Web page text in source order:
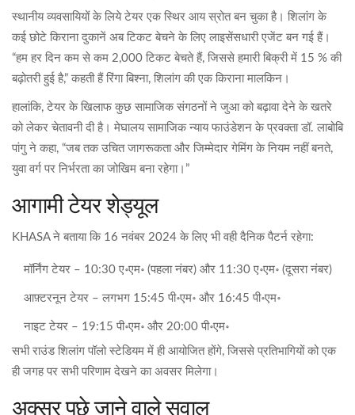
स्थानीय व्यवसायियों के लिये टेयर एक स्थिर आय स्रोत बन चुका है। शिलांग के
कई छोटे किराना दुकानें अब टिकट बेचने के लिए लाइसेंसधारी एजेंट बन गई हैं।
“हम हर दिन कम से कम 2,000 टिकट बेचते हैं, जिससे हमारी बिक्री में 15 % की
बढ़ोतरी हुई है,” कहती हैं रिंगा बिश्ना, शिलांग की एक किराना मालकिन।
हालांकि, टेयर के खिलाफ कुछ सामाजिक संगठनों ने जुआ को बढ़ावा देने के खतरे
को लेकर चेतावनी दी है। मेघालय सामाजिक न्याय फाउंडेशन के प्रवक्ता डॉ. लाबोबि
पांगु ने कहा, “जब तक उचित जागरूकता और जिम्मेदार गेमिंग के नियम नहीं बनते,
युवा वर्ग पर निर्भरता का जोखिम बना रहेगा।”
आगामी टेयर शेड्यूल
KHASA ने बताया कि 16 नवंबर 2024 के लिए भी वही दैनिक पैटर्न रहेगा:
मॉर्निंग टेयर – 10:30 ए॰एम॰ (पहला नंबर) और 11:30 ए॰एम॰ (दूसरा नंबर)
आफ़्टरनून टेयर – लगभग 15:45 पी॰एम॰ और 16:45 पी॰एम॰
नाइट टेयर – 19:15 पी॰एम॰ और 20:00 पी॰एम॰
सभी राउंड शिलांग पॉलो स्टेडियम में ही आयोजित होंगे, जिससे प्रतिभागियों को एक
ही जगह पर सभी परिणाम देखने का अवसर मिलेगा।
अक्सर पूछे जाने वाले सवाल